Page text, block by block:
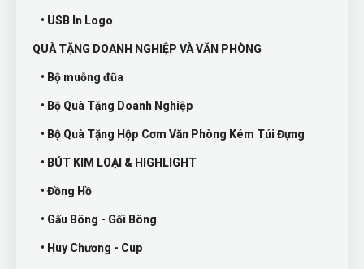
• USB In Logo
QUÀ TẶNG DOANH NGHIỆP VÀ VĂN PHÒNG
• Bộ muỗng đũa
• Bộ Quà Tặng Doanh Nghiệp
• Bộ Quà Tặng Hộp Cơm Văn Phòng Kém Túi Đựng
• BÚT KIM LOẠI & HIGHLIGHT
• Đồng Hồ
• Gấu Bông - Gối Bông
• Huy Chương - Cup